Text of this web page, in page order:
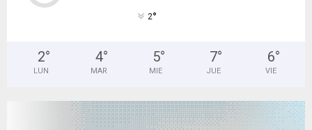
2°
2°
LUN
4°
MAR
5°
MIE
7°
JUE
6°
VIE